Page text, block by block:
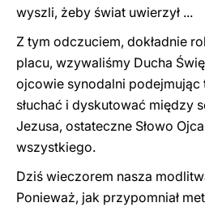
wyszli, żeby świat uwierzył ...
Z tym odczuciem, dokładnie
placu, wzywaliśmy Ducha
ojcowie synodalni podejmując
słuchać i dyskutować między
Jezusa, ostateczne Słowo
wszystkiego.
Dziś wieczorem nasza
Ponieważ, jak przypomniał